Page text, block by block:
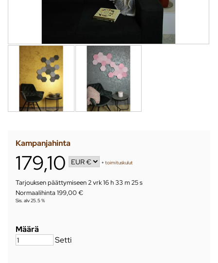
Kampanjahinta
179,10 +toimituskulut
Tarjouksen päättymiseen2 vrk 16 h 33 m 24 s
Normaalihinta 199,00 €
Sis. alv 25.5 %
Määrä
Setti